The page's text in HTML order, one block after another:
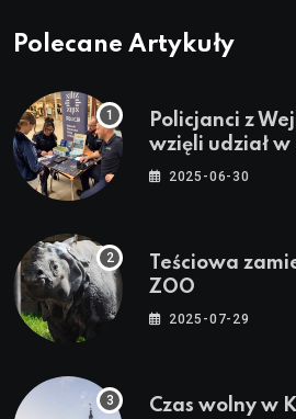
Polecane Artykuły
Policjanci z
wzięli udział
Wakacje”
2025-06-30
Teściowa
ZOO
2025-07-29
Czas wolny w